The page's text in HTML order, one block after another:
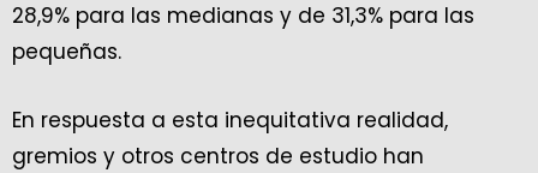
28,9% para las medianas y de 31,3% para las
pequeñas.
En respuesta a esta inequitativa realidad,
gremios y otros centros de estudio han